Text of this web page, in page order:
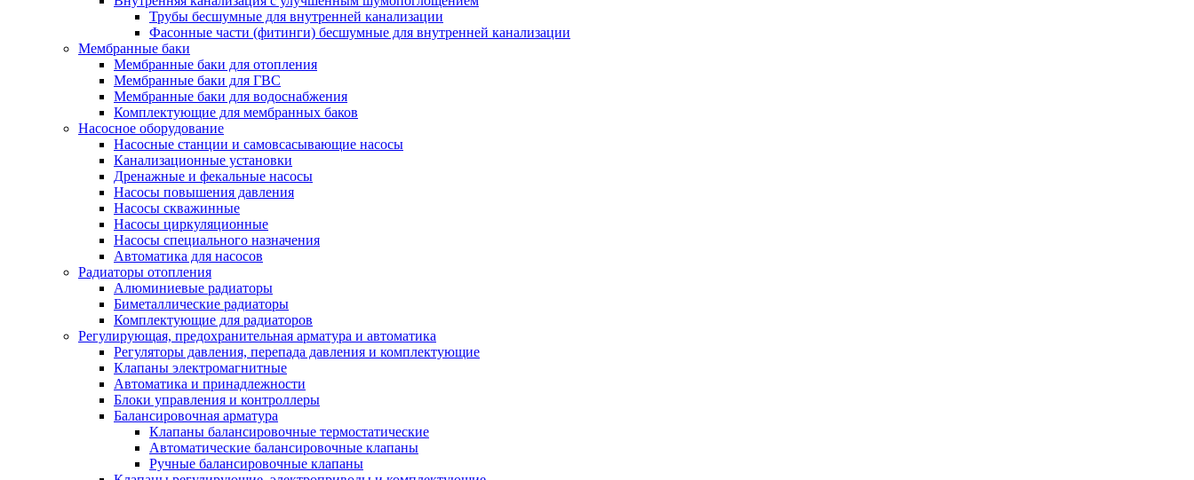
Трубы бесшумные для внутренней канализации
Фасонные части (фитинги) бесшумные для внутренней канализации
Мембранные баки
Мембранные баки для отопления
Мембранные баки для ГВС
Мембранные баки для водоснабжения
Комплектующие для мембранных баков
Насосное оборудование
Насосные станции и самовсасывающие насосы
Канализационные установки
Дренажные и фекальные насосы
Насосы повышения давления
Насосы скважинные
Насосы циркуляционные
Насосы специального назначения
Автоматика для насосов
Радиаторы отопления
Алюминиевые радиаторы
Биметаллические радиаторы
Комплектующие для радиаторов
Регулирующая, предохранительная арматура и автоматика
Регуляторы давления, перепада давления и комплектующие
Клапаны электромагнитные
Автоматика и принадлежности
Блоки управления и контроллеры
Балансировочная арматура
Клапаны балансировочные термостатические
Автоматические балансировочные клапаны
Ручные балансировочные клапаны